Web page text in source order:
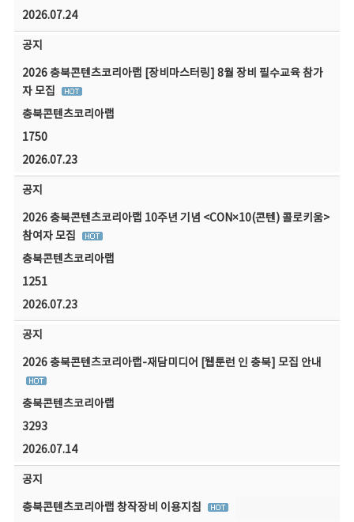
2026.07.24
공지
2026 충북콘텐츠코리아랩 [장비마스터링] 8월 장비 필수교육 참가
자 모집
충북콘텐츠코리아랩
1750
2026.07.23
공지
2026 충북콘텐츠코리아랩 10주년 기념 <CON×10(콘텐) 콜로키움>
참여자 모집
충북콘텐츠코리아랩
1251
2026.07.23
공지
2026 충북콘텐츠코리아랩-재담미디어 [웹툰런 인 충북] 모집 안내
충북콘텐츠코리아랩
3293
2026.07.14
공지
충북콘텐츠코리아랩 창작장비 이용지침